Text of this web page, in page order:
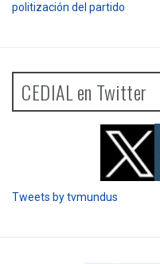
politización del partido
CEDIAL en Twitter
Tweets by tvmundus